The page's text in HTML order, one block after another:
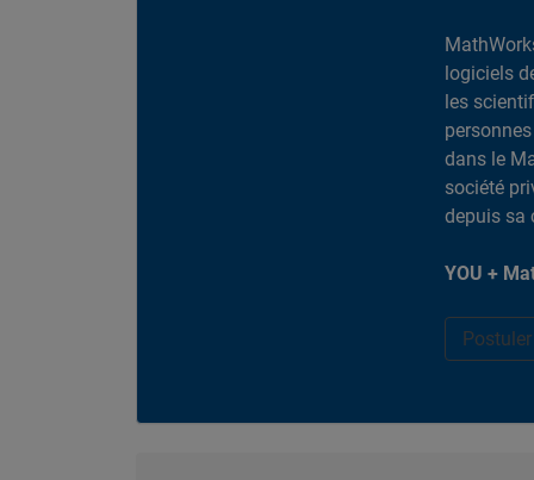
logiciels
les
dans le
société
depuis sa
YOU +